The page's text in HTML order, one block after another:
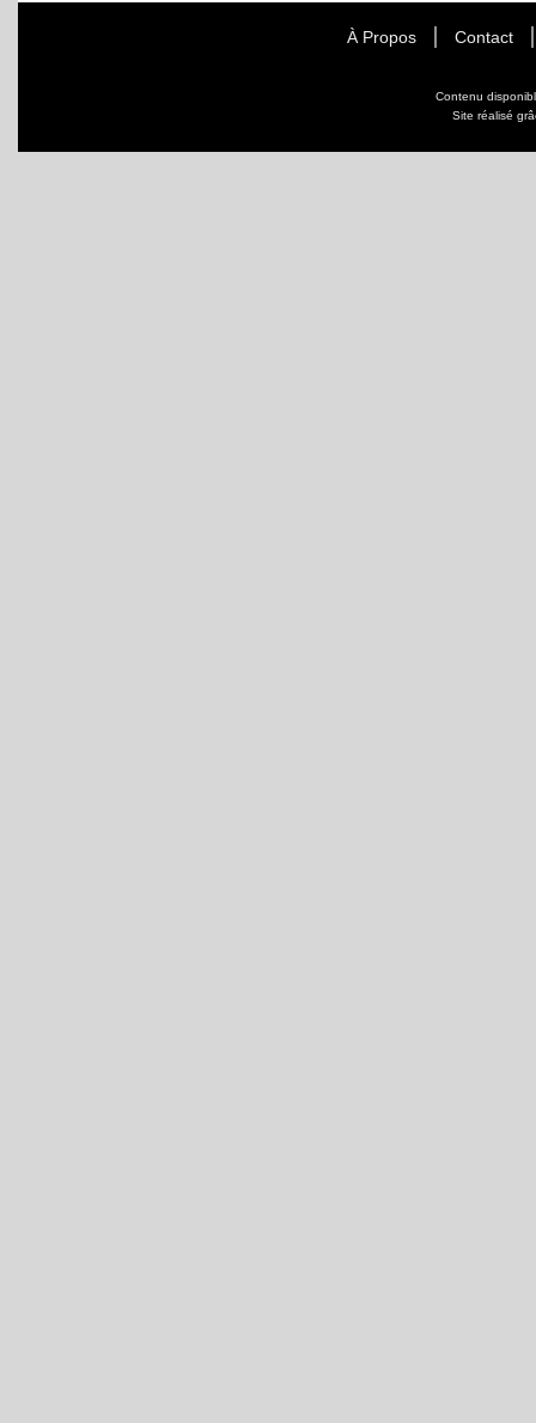
À Propos Contact
Contenu
Site réalisé